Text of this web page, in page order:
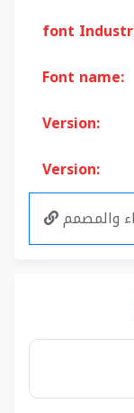
font
Font name:
Version:
Version:
والمصمم